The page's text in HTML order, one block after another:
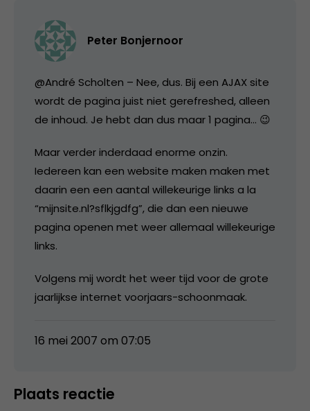
Peter Bonjernoor
@André Scholten – Nee, dus. Bij een AJAX site
wordt de pagina juist niet gerefreshed, alleen
de inhoud. Je hebt dan dus maar 1 pagina… 😉
Maar verder inderdaad enorme onzin.
Iedereen kan een website maken maken met
daarin een een aantal willekeurige links a la
“mijnsite.nl?sflkjgdfg”, die dan een nieuwe
pagina openen met weer allemaal willekeurige
links.
Volgens mij wordt het weer tijd voor de grote
jaarlijkse internet voorjaars-schoonmaak.
16 mei 2007 om 07:05
Plaats reactie